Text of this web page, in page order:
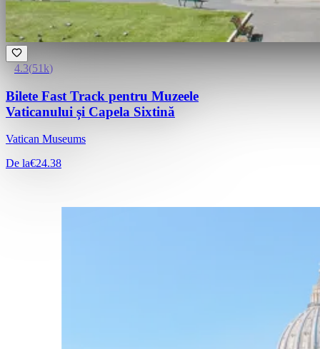
4.3(51k)
Bilete Fast Track pentru Muzeele
Vaticanului și Capela Sixtină
Vatican Museums
De la€24.38